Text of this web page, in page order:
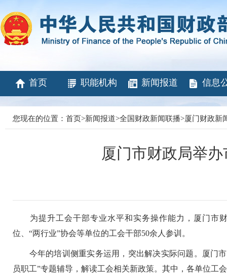
首页 职能机构 新闻报道 信息
您现在的位置： 首页>新闻报道>全国财政新闻联播>厦门财政新
厦门市财政局举
为提升工会干部专业水平和实务操作能力，厦门市财
位、“两行业”协会等单位的工会干部50余人参训。
今年的培训侧重实务运用，突出解决实际问题。厦门市
员职工”专题辅导，解读工会相关新政策。其中，各单位工